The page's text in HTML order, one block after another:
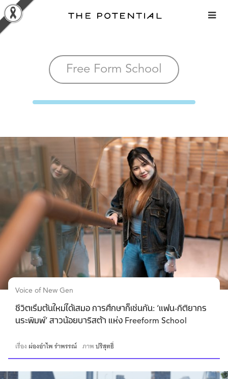
Skip
to
content
Free Form School
Voice of New Gen
ชีวิตเริ่มต้นใหม่ได้เสมอ การศึกษาก็เช่นกัน: ‘แฟน-กิติยากร
นระพิมพ์’ สาวน้อยบาริสต้า แห่ง Freeform School
เรื่อง ผ่องอำไพ รำพรรณ์ ภาพปริสุทธิ์